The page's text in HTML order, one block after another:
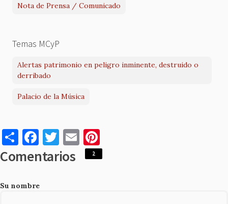
Nota de Prensa / Comunicado
Temas MCyP
Alertas patrimonio en peligro inminente, destruido o
derribado
Palacio de la Música
S
h
ar
e
F
a
c
e
T
w
it
E
m nt
Comentarios 2
Su nombre